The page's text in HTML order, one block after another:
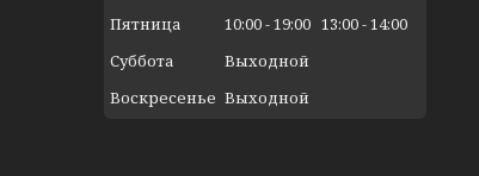
Пятница
10:00 19:00 13:00 14:00
Суббота
Выходной
Воскресенье Выходной